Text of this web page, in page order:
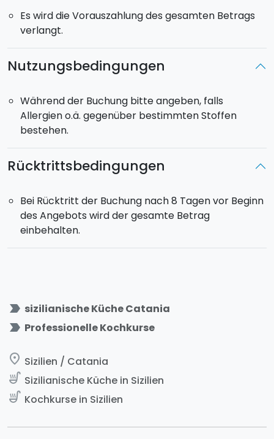
Es wird die Vorauszahlung des gesamten Betrags
verlangt.
Nutzungsbedingungen
Während der Buchung bitte angeben, falls
Allergien o.ä. gegenüber bestimmten Stoffen
bestehen.
Rücktrittsbedingungen
Bei Rücktritt der Buchung nach 8 Tagen vor Beginn
des Angebots wird der gesamte Betrag
einbehalten.
label_important sizilianische Küche Catania
label_important Professionelle Kochkurse
place Sizilien / Catania
soup_kitchen Sizilianische Küche in Sizilien
soup_kitchen Kochkurse in Sizilien